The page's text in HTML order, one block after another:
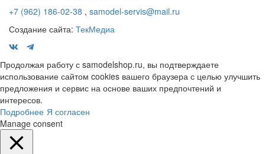
+7 (962) 186-02-38 , samodel-servis@mail.ru
Создание сайта: ТекМедиа
Продолжая работу с samodelshop.ru, вы подтверждаете
использование сайтом cookies вашего браузера с целью улучшить
предложения и сервис на основе ваших предпочтений и
интересов.
Подробнее Я согласен
Manage consent